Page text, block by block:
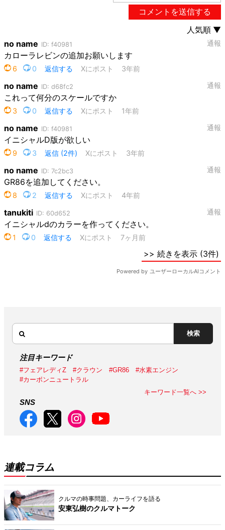
検索
注目キーワード
#フェアレディZ #クラウン #GR86
#水素エンジン
#カーボンニュートラル
キーワード一覧へ >>
SNS
連載コラム
クルマの時事問題、カーライフを語る
安東弘樹のクルマトーク